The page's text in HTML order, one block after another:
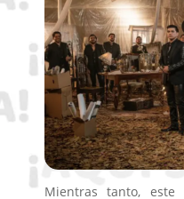
Mientras tanto,